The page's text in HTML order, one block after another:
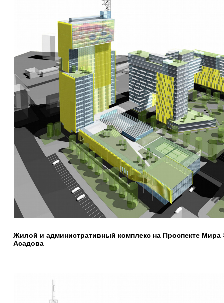
Жилой и административный комплекс на Проспекте Мира
Асадова